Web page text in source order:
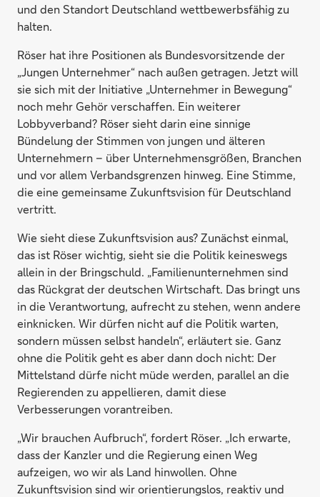
und den Standort Deutschland wettbewerbsfähig zu
halten.
Röser hat ihre Positionen als Bundesvorsitzende der
„Jungen Unternehmer“ nach außen getragen. Jetzt will
sie sich mit der Initiative „Unternehmer in Bewegung“
noch mehr Gehör verschaffen. Ein weiterer
Lobbyverband? Röser sieht darin eine sinnige
Bündelung der Stimmen von jungen und älteren
Unternehmern – über Unternehmensgrößen, Branchen
und vor allem Verbandsgrenzen hinweg. Eine Stimme,
die eine gemeinsame Zukunftsvision für Deutschland
vertritt.
Wie sieht diese Zukunftsvision aus? Zunächst einmal,
das ist Röser wichtig, sieht sie die Politik keineswegs
allein in der Bringschuld. „Familienunternehmen sind
das Rückgrat der deutschen Wirtschaft. Das bringt uns
in die Verantwortung, aufrecht zu stehen, wenn andere
einknicken. Wir dürfen nicht auf die Politik warten,
sondern müssen selbst handeln“, erläutert sie. Ganz
ohne die Politik geht es aber dann doch nicht: Der
Mittelstand dürfe nicht müde werden, parallel an die
Regierenden zu appellieren, damit diese
Verbesserungen vorantreiben.
„Wir brauchen Aufbruch“, fordert Röser. „Ich erwarte,
dass der Kanzler und die Regierung einen Weg
aufzeigen, wo wir als Land hinwollen. Ohne
Zukunftsvision sind wir orientierungslos, reaktiv und